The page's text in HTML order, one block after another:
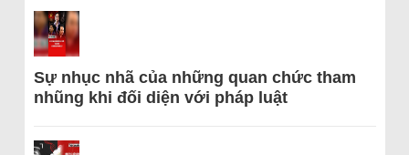
Sự nhục nhã của những quan chức tham
nhũng khi đối diện với pháp luật